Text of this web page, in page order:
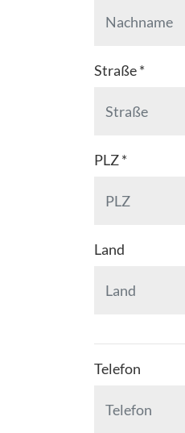
Straße*
PLZ*
Land
Telefon